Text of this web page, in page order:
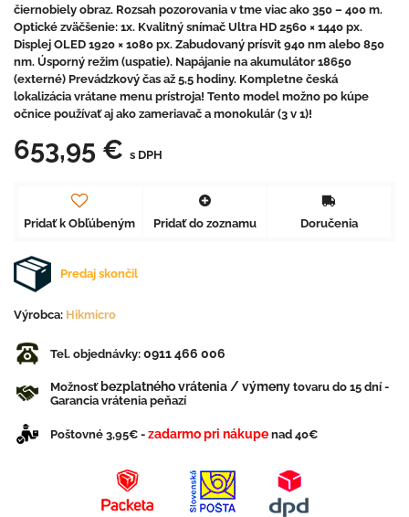
čiernobiely obraz. Rozsah pozorovania v tme viac ako 350 – 400 m.
Optické zväčšenie: 1x. Kvalitný snímač Ultra HD 2560 × 1440 px.
Displej OLED 1920 × 1080 px. Zabudovaný prísvit 940 nm alebo 850
nm. Úsporný režim (uspatie). Napájanie na akumulátor 18650
(externé) Prevádzkový čas až 5,5 hodiny. Kompletne česká
lokalizácia vrátane menu prístroja! Tento model možno po kúpe
očnice používať aj ako zameriavač a monokulár (3 v 1)!
653,95 € s DPH
Pridať k Obľúbeným Pridať do zoznamu Doručenia
Predaj skončil
Výrobca: Hikmicro
Tel. objednávky: 0911 466 006
Možnosťbezplatného vrátenia / výmeny tovaru do 15 dní -
Garancia vrátenia peňazí
Poštovné 3,95€ - zadarmo pri nákupe nad 40€